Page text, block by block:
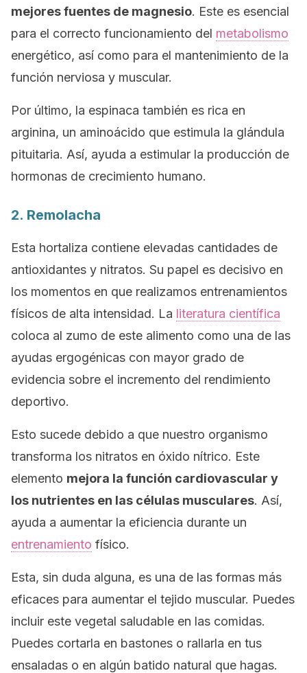
mejores fuentes de magnesio. Este es esencial
para el correcto funcionamiento del metabolismo
energético, así como para el mantenimiento de la
función nerviosa y muscular.
Por último, la espinaca también es rica en
arginina, un aminoácido que estimula la glándula
pituitaria. Así, ayuda a estimular la producción de
hormonas de crecimiento humano.
2. Remolacha
Esta hortaliza contiene elevadas cantidades de
antioxidantes y nitratos. Su papel es decisivo en
los momentos en que realizamos entrenamientos
físicos de alta intensidad. La literatura científica
coloca al zumo de este alimento como una de las
ayudas ergogénicas con mayor grado de
evidencia sobre el incremento del rendimiento
deportivo.
Esto sucede debido a que nuestro organismo
transforma los nitratos en óxido nítrico. Este
elemento mejora la función cardiovascular y
los nutrientes en las células musculares. Así,
ayuda a aumentar la eficiencia durante un
entrenamiento físico.
Esta, sin duda alguna, es una de las formas más
eficaces para aumentar el tejido muscular. Puedes
incluir este vegetal saludable en las comidas.
Puedes cortarla en bastones o rallarla en tus
ensaladas o en algún batido natural que hagas.